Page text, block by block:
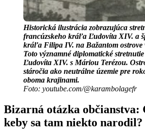
Historická ilustrácia zobrazujúca
francúzskeho kráľa Ľudovíta XIV. a
kráľa Filipa IV. na Bažantom ostrove
Toto významné diplomatické
Ľudovíta XIV. s Máriou Terézou.
stáročia ako neutrálne územie pre
oboma krajinami.
Foto: youtube.com/@karambolagefr
Bizarná otázka občianstva:
keby sa tam niekto narodil?